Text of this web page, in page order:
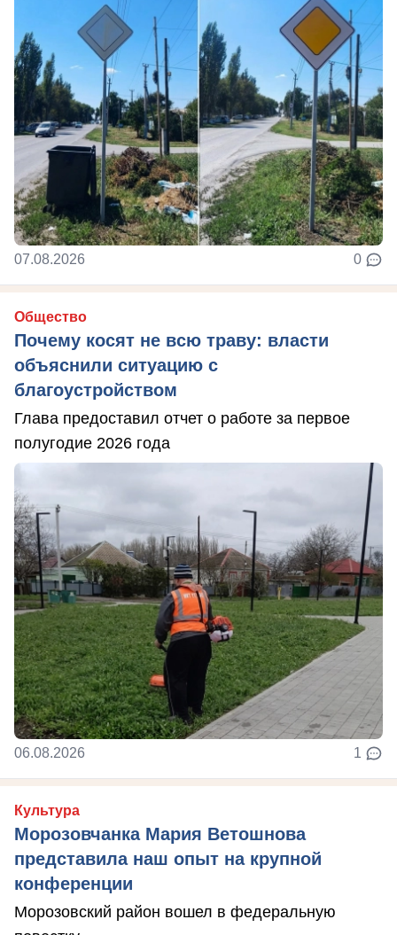
07.08.2026 0
Общество
Почему косят не всю траву: власти
объяснили ситуацию с
благоустройством
Глава предоставил отчет о работе за первое
полугодие 2026 года
06.08.2026 1
Культура
Морозовчанка Мария Ветошнова
представила наш опыт на крупной
конференции
Морозовский район вошел в федеральную